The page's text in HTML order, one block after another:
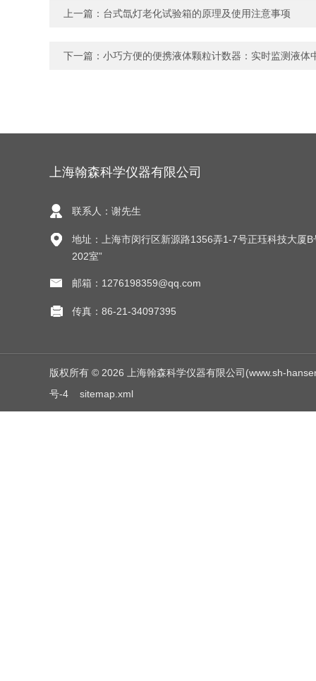
上一篇： 台式氙灯老化试验箱的原理及使用注意事项
下一篇： 小巧方便的便携液体颗粒计数器：实时监测液体
上海翰森科学仪器有限公司
联系人：谢先生
地址：上海市闵行区新源路1356弄1-7号正珏科技大厦B
202室”
邮箱：1276198359@qq.com
传真：86-21-34097395
版权所有 © 2026 上海翰森科学仪器有限公司(www.sh-
号-4
sitemap.xml